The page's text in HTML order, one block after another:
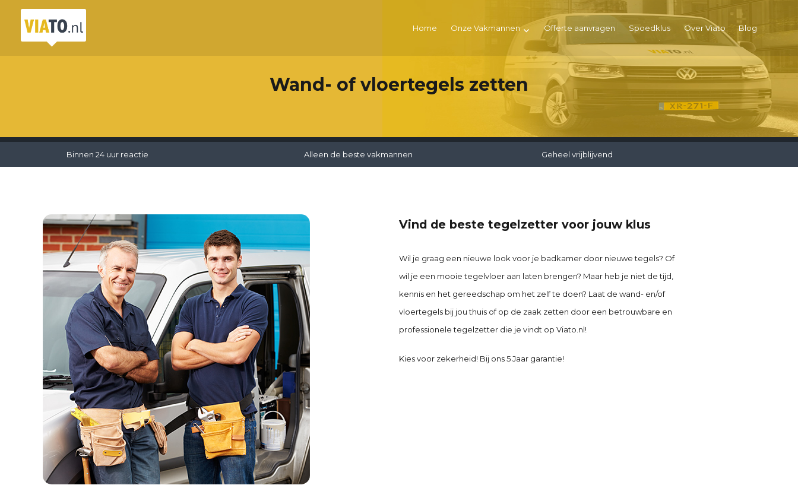
Home Onze Vakmannen Offerte aanvragen Spoedklus Over Viato Blog
Wand- of vloertegels zetten
Binnen 24 uur reactie Alleen de beste vakmannen Geheel vrijblijvend
Vind de beste tegelzetter voor jouw klus
Wil je graag een nieuwe look voor je badkamer door nieuwe tegels? Of
wil je een mooie tegelvloer aan laten brengen? Maar heb je niet de tijd,
kennis en het gereedschap om het zelf te doen? Laat de wand- en/of
vloertegels bij jou thuis of op de zaak zetten door een betrouwbare en
professionele tegelzetter die je vindt op Viato.nl!
Kies voor zekerheid! Bij ons 5 Jaar garantie!